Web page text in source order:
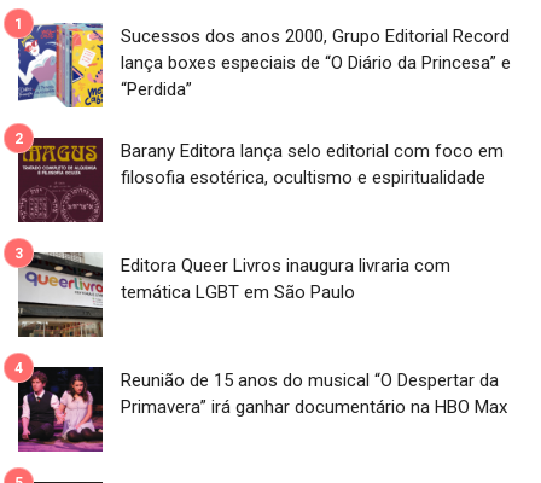
Sucessos dos anos 2000, Grupo Editorial Record
lança boxes especiais de “O Diário da Princesa” e
“Perdida”
Barany Editora lança selo editorial com foco em
filosofia esotérica, ocultismo e espiritualidade
Editora Queer Livros inaugura livraria com
temática LGBT em São Paulo
Reunião de 15 anos do musical “O Despertar da
Primavera” irá ganhar documentário na HBO Max